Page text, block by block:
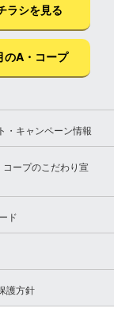
ラシを見る
のA・コープ
・キャンペーン情報
コープのこだわり宣
ド
護方針